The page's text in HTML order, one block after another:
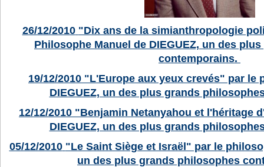
26/12/2010 "Dix ans de la simianthropologie
Philosophe Manuel de DIEGUEZ, un des
contemporains.
19/12/2010 "L'Europe aux yeux crevés" par le
DIEGUEZ, un des plus grands
12/12/2010 "Benjamin Netanyahou et l'héritage
DIEGUEZ, un des plus grands
05/12/2010 "Le Saint Siège et Israël" par le
un des plus grands philosophes